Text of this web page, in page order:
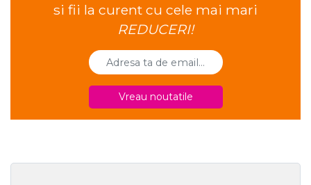
si fii la curent cu cele mai mari
REDUCERI!
Vreau noutatile